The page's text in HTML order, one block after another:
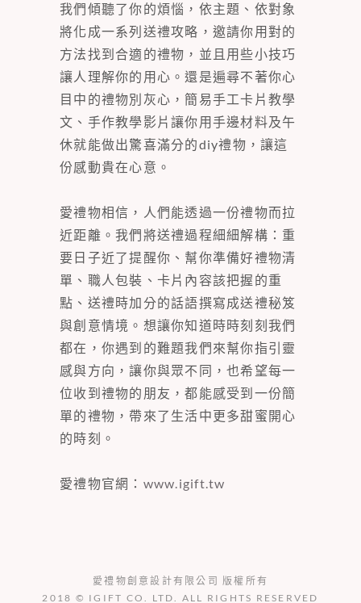
我們傾聽了你的煩惱，依主題、依對象
將化成一系列送禮攻略，邀請你用對的
方法找到合適的禮物，並且用些小技巧
讓人理解你的用心。還是遍尋不著你心
目中的禮物別灰心，簡易手工卡片教學
文、手作教學影片讓你用手邊材料及午
休就能做出驚喜滿分的diy禮物，讓這
份感動貴在心意。
愛禮物相信，人們能透過一份禮物而拉
近距離。我們將送禮過程細細解構：重
要日子近了提醒你、幫你準備好禮物清
單、職人包裝、卡片內容該把握的重
點、送禮時加分的話語撰寫成送禮秘笈
與創意情境。想讓你知道時時刻刻我們
都在，你遇到的難題我們來幫你指引靈
感與方向，讓你與眾不同，也希望每一
位收到禮物的朋友，都能感受到一份簡
單的禮物，帶來了生活中更多甜蜜開心
的時刻。
愛禮物官網： www.igift.tw
愛禮物創意設計有限公司 版權所有
2018 © IGIFT CO. LTD. ALL RIGHTS RESERVED